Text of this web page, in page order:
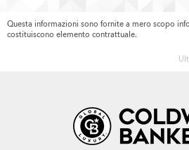
Questa informazioni sono fornite a mero scopo